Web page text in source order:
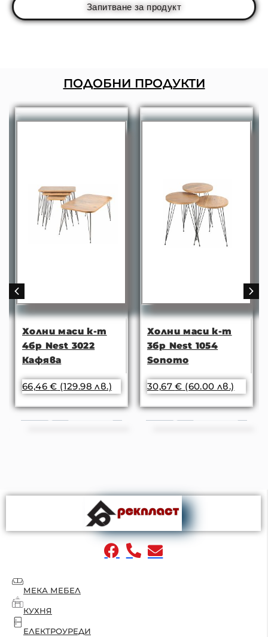
Запитване за продукт
ПОДОБНИ ПРОДУКТИ
Холни маси к-т
4бр Nest 3022
Кафява
66,46€ (129.98 лв.)
Холни маси к-т
3бр Nest 1054
Sonomo
30,67€ (60.00 лв.)
МЕКА МЕБЕЛ
КУХНЯ
ЕЛЕКТРОУРЕДИ